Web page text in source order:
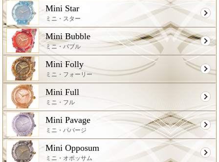
Mini Star
ミニ・スター
Mini Bubble
ミニ・バブル
Mini Folly
ミニ・フォーリー
Mini Full
ミニ・フル
Mini Pavage
ミニ・パバージ
Mini Opposum
ミニ・オポッサム